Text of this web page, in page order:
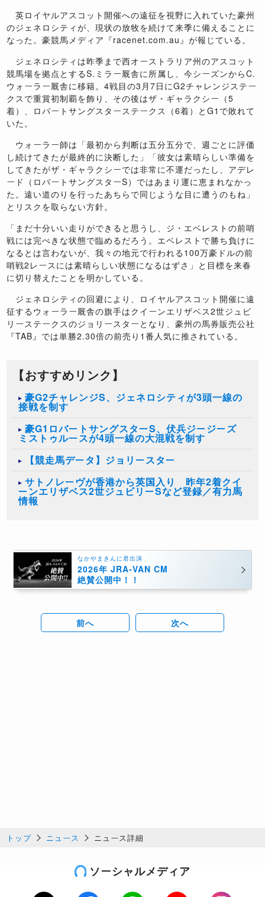
英ロイヤルアスコット開催への遠征を視野に入れていた豪州
のジェネロシティが、現状の放牧を続けて来季に備えることに
なった。豪競馬メディア『racenet.com.au 』が報じている。
ジェネロシティは昨季まで西オーストラリア州のアスコット
競馬場を拠点とするS. ミラー厩舎に所属し、今シーズンからC.
ウォーラー厩舎に移籍。4戦目の3 月7日にG2チャレンジステー
クスで重賞初制覇を飾り、その後はザ・ギャラクシー（5
着）、ロバートサングスターステークス（6着）とG1 で敗れて
いた。
ウォーラー師は「最初から判断は五分五分で、週ごとに評価
し続けてきたが最終的に決断した」「彼女は素晴らしい準備を
してきたがザ・ギャラクシーでは非常に不運だったし、アデレ
ード（ロバートサングスターS）ではあまり運に恵まれなかっ
た。遠い道のりを行ったあちらで同じような目に遭うのもね」
とリスクを取らない方針。
「まだ十分いい走りができると思うし、ジ・エベレストの前哨
戦には完ぺきな状態で臨めるだろう。エベレストで勝ち負けに
なるとは言わないが、我々の地元で行われる 100万豪ドルの前
哨戦2 レースには素晴らしい状態になるはずさ」と目標を来春
に切り替えたことを明かしている。
ジェネロシティの回避により、ロイヤルアスコット開催に遠
征するウォーラー厩舎の旗手はクイーンエリザベス2世ジュビ
リーステークスのジョリースターとなり、豪州の馬券販売公社
『TAB 』では単勝2.30倍の前売り 1番人気に推されている。
【おすすめリンク】
豪G2チャレンジS、ジェネロシティが3頭一線の
接戦を制す
豪G1ロバートサングスターS、伏兵ジージーズ
ミストゥルースが4頭一線の大混戦を制す
【競走馬データ】ジョリースター
サトノレーヴが香港から英国入り 昨年2着クイ
ーンエリザベス2世ジュビリーSなど登録／有力馬
情報
なかやまきんに君出演
2026年 JRA-VAN CM
絶賛公開中！！
前へ 次へ
トップ ニュース ニュース詳細
ソーシャルメディア